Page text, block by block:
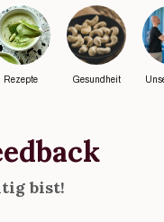
Rezepte Gesundheit
bist!